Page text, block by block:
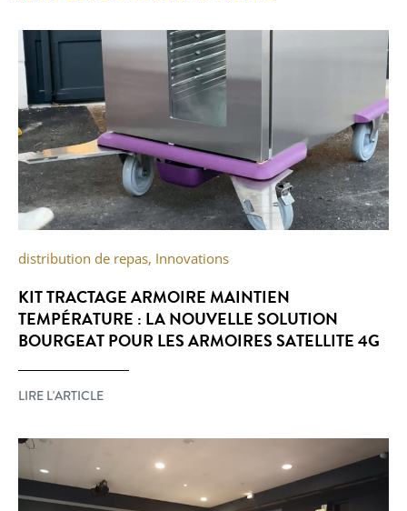
distribution de repas, Innovations
KIT TRACTAGE ARMOIRE MAINTIEN
TEMPÉRATURE : LA NOUVELLE SOLUTION
BOURGEAT POUR LES ARMOIRES SATELLITE 4G
LIRE L'ARTICLE